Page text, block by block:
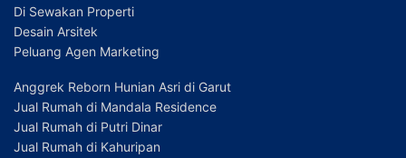
Di Sewakan Properti
Desain Arsitek
Peluang Agen Marketing
Anggrek Reborn Hunian Asri di Garut
Jual Rumah di Mandala Residence
Jual Rumah di Putri Dinar
Jual Rumah di Kahuripan